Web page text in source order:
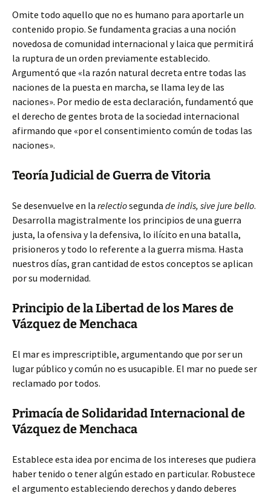
Omite todo aquello que no es humano para aportarle un
contenido propio. Se fundamenta gracias a una noción
novedosa de comunidad internacional y laica que permitirá
la ruptura de un orden previamente establecido.
Argumentó que «la razón natural decreta entre todas las
naciones de la puesta en marcha, se llama ley de las
naciones». Por medio de esta declaración, fundamentó que
el derecho de gentes brota de la sociedad internacional
afirmando que «por el consentimiento común de todas las
naciones».
Teoría Judicial de Guerra de Vitoria
Se desenvuelve en la relectiosegunda de indis, sive jure bello.
Desarrolla magistralmente los principios de una guerra
justa, la ofensiva y la defensiva, lo ilícito en una batalla,
prisioneros y todo lo referente a la guerra misma. Hasta
nuestros días, gran cantidad de estos conceptos se aplican
por su modernidad.
Principio de la Libertad de los Mares de
Vázquez de Menchaca
El mar es imprescriptible, argumentando que por ser un
lugar público y común no es usucapible. El mar no puede ser
reclamado por todos.
Primacía de Solidaridad Internacional de
Vázquez de Menchaca
Establece esta idea por encima de los intereses que pudiera
haber tenido o tener algún estado en particular. Robustece
el argumento estableciendo derechos y dando deberes